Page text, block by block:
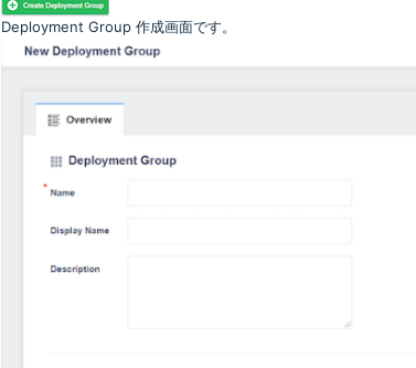
Deployment Group 作成画面です。